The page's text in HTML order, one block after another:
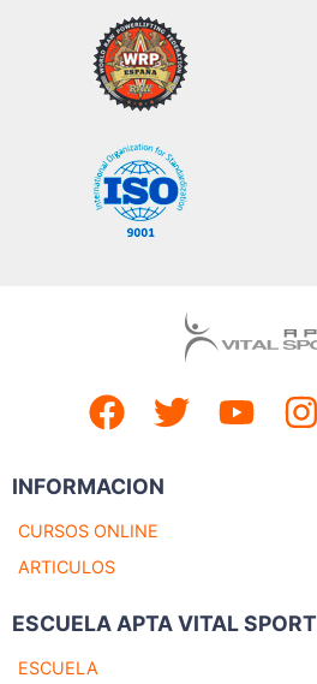
INFORMACION
CURSOS ONLINE
ARTICULOS
ESCUELA APTA VITAL SPORT
ESCUELA